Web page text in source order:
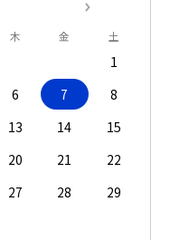
木 金 土
1
6 7
8
13 14
15
20 21
22
27 28
29